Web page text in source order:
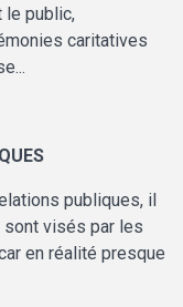
le public,
caritatives
publiques, il
sont visés par les
en réalité presque